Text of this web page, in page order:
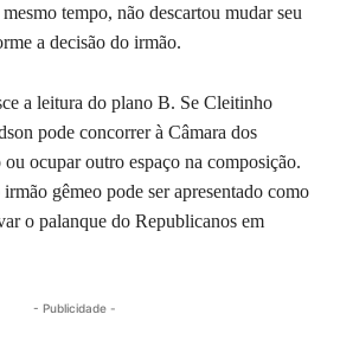
tempo, não descartou mudar seu
a decisão do irmão.
a leitura do plano B. Se Cleitinho
pode concorrer à Câmara dos
ocupar outro espaço na composição.
gêmeo pode ser apresentado como
o palanque do Republicanos em
- Publicidade -